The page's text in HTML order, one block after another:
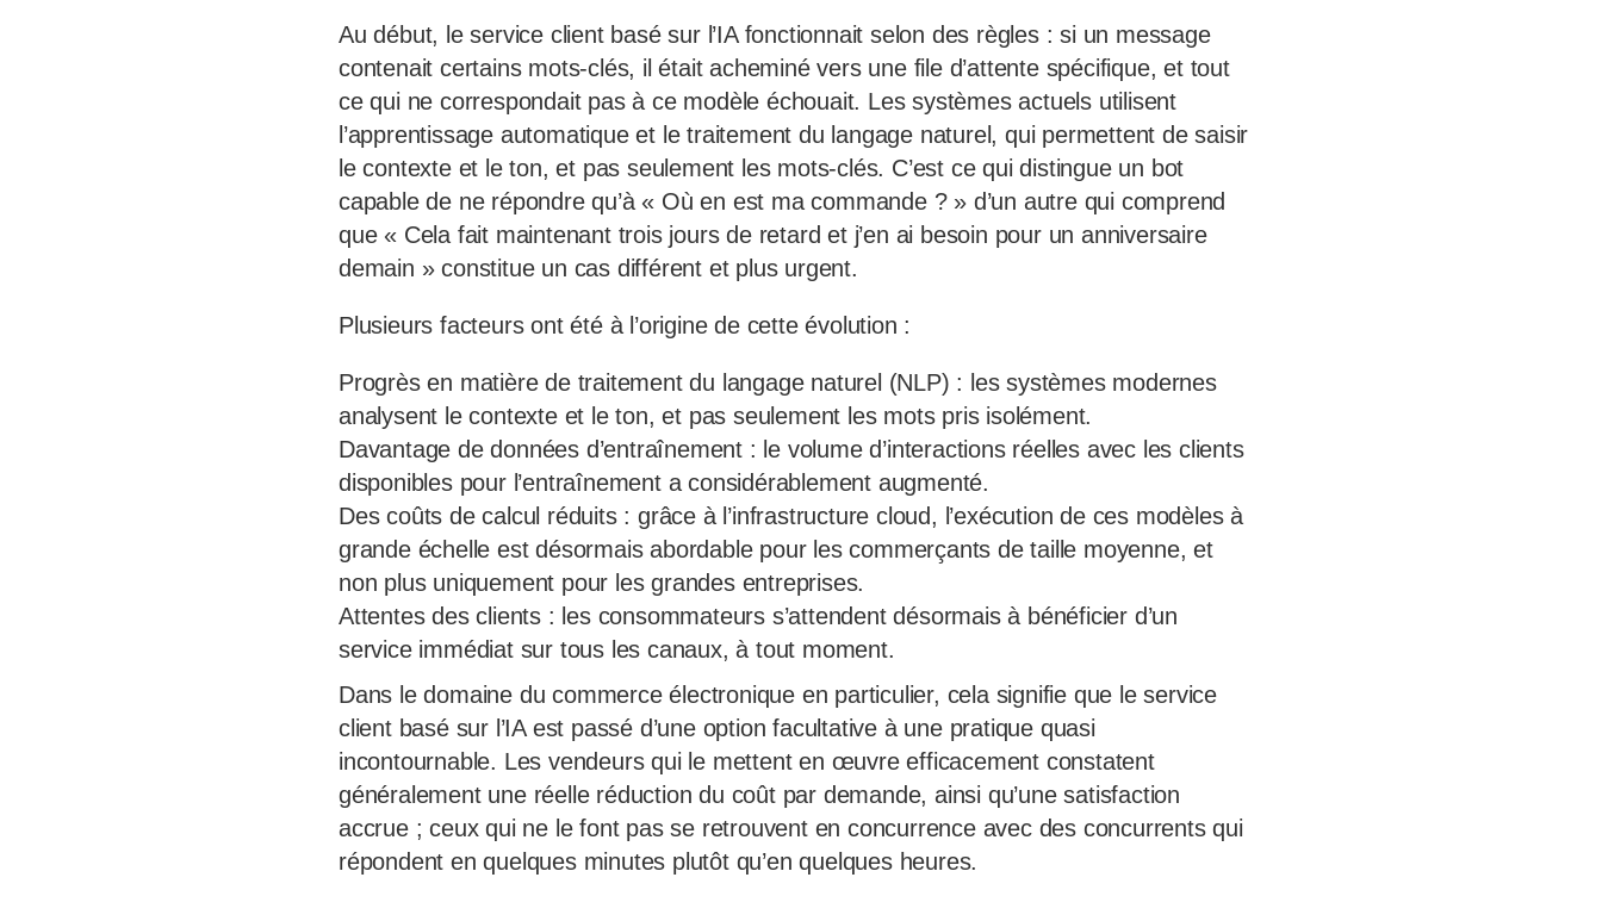
Au début, le service client basé sur l’IA fonctionnait selon des règles : si un message
contenait certains mots-clés, il était acheminé vers une file d’attente spécifique, et tout
ce qui ne correspondait pas à ce modèle échouait. Les systèmes actuels utilisent
l’apprentissage automatique et le traitement du langage naturel, qui permettent de saisir
le contexte et le ton, et pas seulement les mots-clés. C’est ce qui distingue un bot
capable de ne répondre qu’à « Où en est ma commande ? » d’un autre qui comprend
que « Cela fait maintenant trois jours de retard et j’en ai besoin pour un anniversaire
demain » constitue un cas différent et plus urgent.
Plusieurs facteurs ont été à l’origine de cette évolution :
Progrès en matière de traitement du langage naturel (NLP) : les systèmes modernes
analysent le contexte et le ton, et pas seulement les mots pris isolément.
Davantage de données d’entraînement : le volume d’interactions réelles avec les clients
disponibles pour l’entraînement a considérablement augmenté.
Des coûts de calcul réduits : grâce à l’infrastructure cloud, l’exécution de ces modèles à
grande échelle est désormais abordable pour les commerçants de taille moyenne, et
non plus uniquement pour les grandes entreprises.
Attentes des clients : les consommateurs s’attendent désormais à bénéficier d’un
service immédiat sur tous les canaux, à tout moment.
Dans le domaine du commerce électronique en particulier, cela signifie que le service
client basé sur l’IA est passé d’une option facultative à une pratique quasi
incontournable. Les vendeurs qui le mettent en œuvre efficacement constatent
généralement une réelle réduction du coût par demande, ainsi qu’une satisfaction
accrue ; ceux qui ne le font pas se retrouvent en concurrence avec des concurrents qui
répondent en quelques minutes plutôt qu’en quelques heures.